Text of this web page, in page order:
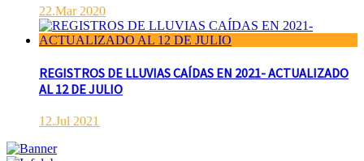
22.Mar 2020
REGISTROS DE LLUVIAS CAÍDAS EN 2021- ACTUALIZADO
AL 12 DE JULIO
12.Jul 2021